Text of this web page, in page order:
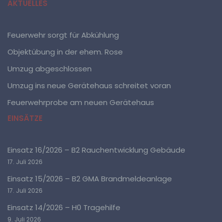
AKTUELLES
Feuerwehr sorgt für Abkühlung
Objektübung in der ehem. Rose
Umzug abgeschlossen
Umzug ins neue Gerätehaus schreitet voran
Feuerwehrprobe am neuen Gerätehaus
EINSÄTZE
Einsatz 16/2026 – B2 Rauchentwicklung Gebäude
17. Juli 2026
Einsatz 15/2026 – B2 GMA Brandmeldeanlage
17. Juli 2026
Einsatz 14/2026 – H0 Tragehilfe
9. Juli 2026
Profiling ist jede Art der automatisierten Verarbeitung
personenbezogener Daten, die darin besteht, dass
diese personenbezogenen Daten verwendet werden,
um bestimmte persönliche Aspekte, die sich auf eine
natürliche Person beziehen, zu bewerten,
insbesondere, um Aspekte bezüglich Arbeitsleistung,
wirtschaftlicher Lage, Gesundheit, persönlicher
Vorlieben, Interessen, Zuverlässigkeit, Verhalten,
Aufenthaltsort oder Ortswechsel dieser natürlichen
Person zu analysieren oder vorherzusagen.
Pseudonymisierung ist die Verarbeitung
die personenbezogenen Daten ohne Hinzuziehung
zusätzlicher Informationen nicht mehr einer
spezifischen betroffenen Person zugeordnet werden
können, sofern diese zusätzlichen Informationen
gesondert aufbewahrt werden und technischen und
organisatorischen Maßnahmen unterliegen, die